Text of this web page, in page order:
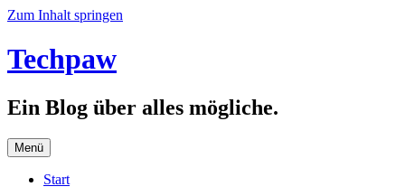
Zum Inhalt springen
Techpaw
Ein Blog über alles mögliche.
Menü
Start